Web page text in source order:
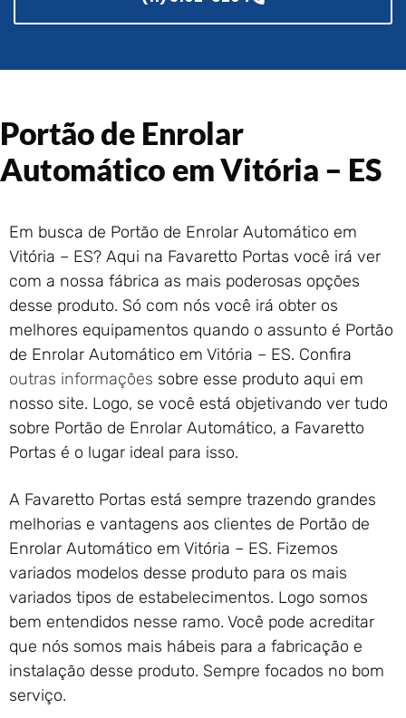
Portão de Garagem de
Enrolar em Petrópolis – RJ
Portão de Garagem de
Enrolar em Paraty – RJ
Enrolar em Nova Iguaçu – RJ
Portão de Garagem de
Enrolar em Nova Friburgo –
RJ
Portão de Enrolar
Automático em Vitória – ES
Em busca de Portão de Enrolar Automático em
Vitória – ES? Aqui na Favaretto Portas você irá ver
com a nossa fábrica as mais poderosas opções
desse produto. Só com nós você irá obter os
melhores equipamentos quando o assunto é Portão
de Enrolar Automático em Vitória – ES. Confira
outras informações sobre esse produto aqui em
nosso site. Logo, se você está objetivando ver tudo
sobre Portão de Enrolar Automático, a Favaretto
Portas é o lugar ideal para isso.
A Favaretto Portas está sempre trazendo grandes
melhorias e vantagens aos clientes de Portão de
Enrolar Automático em Vitória – ES. Fizemos
variados modelos desse produto para os mais
variados tipos de estabelecimentos. Logo somos
bem entendidos nesse ramo. Você pode acreditar
que nós somos mais hábeis para a fabricação e
instalação desse produto. Sempre focados no bom
serviço.